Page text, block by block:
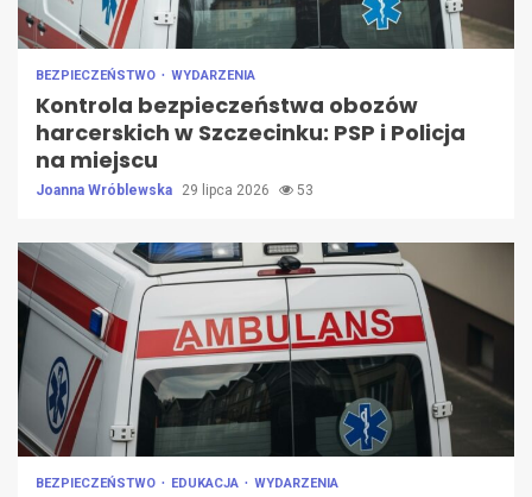
BEZPIECZEŃSTWO WYDARZENIA
Kontrola bezpieczeństwa obozów
harcerskich w Szczecinku: PSP i Policja
na miejscu
Joanna Wróblewska 29 lipca 2026 53
BEZPIECZEŃSTWO EDUKACJA WYDARZENIA